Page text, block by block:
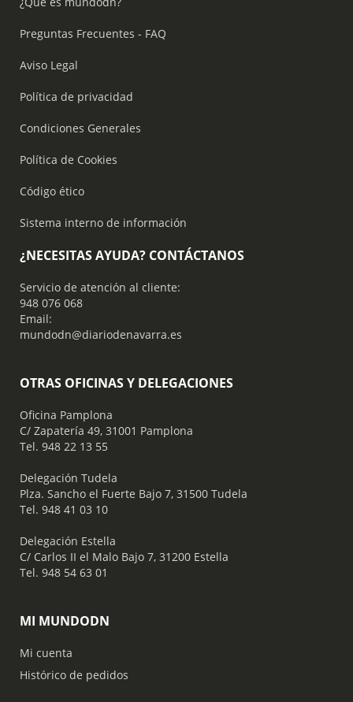
Preguntas Frecuentes - FAQ
Aviso Legal
Política de privacidad
Condiciones Generales
Política de Cookies
Código ético
Sistema interno de información
¿NECESITAS AYUDA? CONTÁCTANOS
Servicio de atención al cliente:
948 076 068
Email:
mundodn@diariodenavarra.es
OTRAS OFICINAS Y DELEGACIONES
Oficina Pamplona
C/ Zapatería 49, 31001 Pamplona
Tel. 948 22 13 55
​ Delegación Tudela
Plza. Sancho el Fuerte Bajo 7, 31500 Tudela
Tel. 948 41 03 10
​ Delegación Estella
C/ Carlos II el Malo Bajo 7, 31200 Estella
Tel. 948 54 63 01
MI MUNDODN
Mi cuenta
Histórico de pedidos